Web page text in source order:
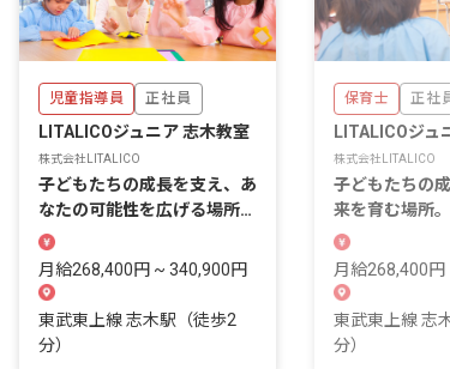
児童指導員 正社員
LITALICOジュニア 志木教室
株式会社LITALICO
子どもたちの成長を支え、あ
なたの可能性を広げる場所。
新しい一歩を踏み出しません
か？
月給268,400円 ~ 340,900円
東武東上線 志木駅（徒歩2
分）
保育士 正社員
LITALICOジュ
株式会社LITALICO
子どもたちの
来を育む場所
い心が輝く職場
月給268,400
東武東上線 志
分）